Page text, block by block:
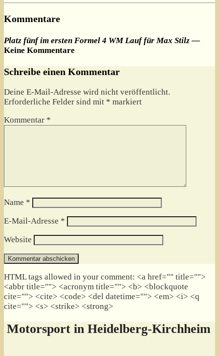
Kommentare
Platz fünf im ersten Formel 4 WM Lauf für Max Stilz—
Keine Kommentare
Schreibe einen Kommentar
Deine E-Mail-Adresse wird nicht veröffentlicht.
Erforderliche Felder sind mit * markiert
Kommentar *
Name *
E-Mail-Adresse *
Website
HTML tags allowed in your comment: <a href="" title="">
<abbr title=""> <acronym title=""> <b> <blockquote
cite=""> <cite> <code> <del datetime=""> <em> <i> <q
cite=""> <s> <strike> <strong>
Motorsport in Heidelberg-Kirchheim